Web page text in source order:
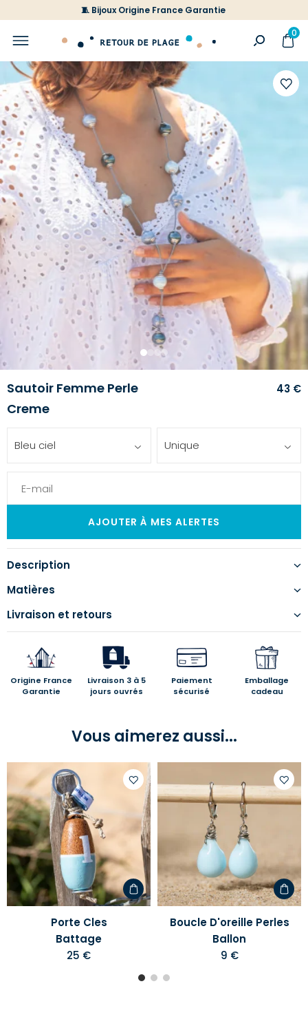
🧵 Bijoux Origine France Garantie
0
1 234
Sautoir Femme Perle
Creme
43 €
Bleu ciel Unique
Description
Matières
Livraison et retours
Origine France
Garantie
Livraison 3 à 5
jours ouvrés
Paiement
sécurisé
Emballage
cadeau
Vous aimerez aussi...
Ajouter
à
votre
liste
d'envies
Porte Cles
Battage
25 €
Boucle D'oreille Perles
Ballon
9 €